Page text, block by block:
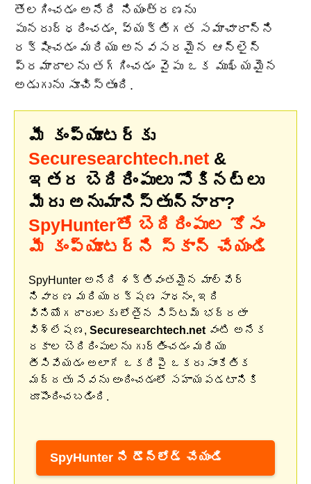
తొలగించడం అనేది నియంత్రణను
పునరుద్ధరించడం, వ్యక్తిగత సమాచారాన్ని
రక్షించడం మరియు అనవసరమైన ఆన్‌లైన్
ప్రమాదాలను తగ్గించడం వైపు ఒక ముఖ్యమైన
అడుగును సూచిస్తుంది.
మీ కంప్యూటర్‌కు
Securesearchtech.net &
ఇతర బెదిరింపులు సోకినట్లు
మీరు అనుమానిస్తున్నారా?
SpyHunterతో బెదిరింపుల కోసం
మీ కంప్యూటర్‌ని స్కాన్ చేయండి
SpyHunter అనేది శక్తివంతమైన మాల్వేర్
నివారణ మరియు రక్షణ సాధనం, ఇది
వినియోగదారులకు లోతైన సిస్టమ్ భద్రతా
విశ్లేషణ, Securesearchtech.net వంటి అనేక
రకాల బెదిరింపులను గుర్తించడం మరియు
తీసివేయడం అలాగే ఒకరిపై ఒకరు సాంకేతిక
మద్దతు సేవను అందించడంలో సహాయపడటానికి
రూపొందించబడింది.
SpyHunter ని డౌన్‌లోడ్ చేయండి